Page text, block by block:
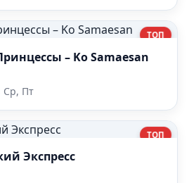
ТОП
– Ko Samaesan
Ср, Пт
ТОП
Экспресс